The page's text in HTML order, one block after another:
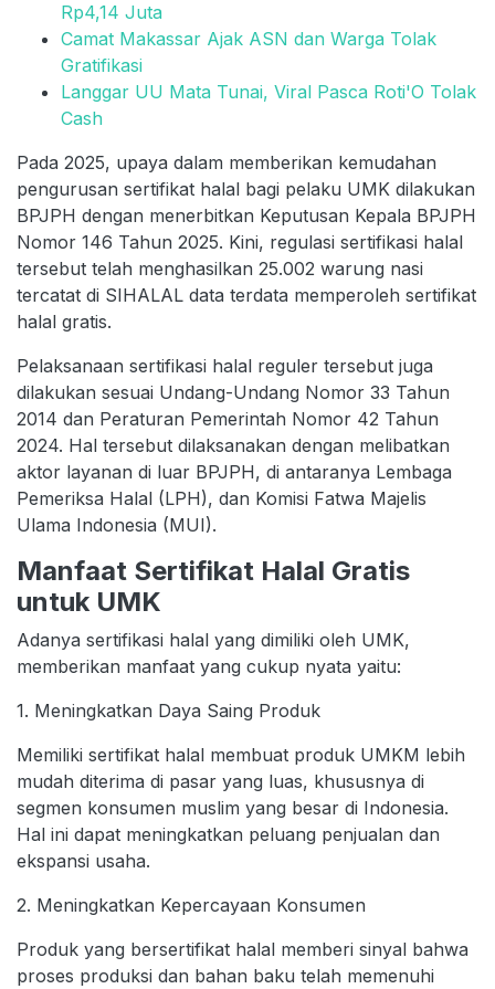
Rp4,14 Juta
Camat Makassar Ajak ASN dan Warga Tolak
Gratifikasi
Langgar UU Mata Tunai, Viral Pasca Roti'O Tolak
Cash
Pada 2025, upaya dalam memberikan kemudahan
pengurusan sertifikat halal bagi pelaku UMK dilakukan
BPJPH dengan menerbitkan Keputusan Kepala BPJPH
Nomor 146 Tahun 2025. Kini, regulasi sertifikasi halal
tersebut telah menghasilkan 25.002 warung nasi
tercatat di SIHALAL data terdata memperoleh sertifikat
halal gratis.
Pelaksanaan sertifikasi halal reguler tersebut juga
dilakukan sesuai Undang-Undang Nomor 33 Tahun
2014 dan Peraturan Pemerintah Nomor 42 Tahun
2024. Hal tersebut dilaksanakan dengan melibatkan
aktor layanan di luar BPJPH, di antaranya Lembaga
Pemeriksa Halal (LPH), dan Komisi Fatwa Majelis
Ulama Indonesia (MUI).
Manfaat Sertifikat Halal Gratis
untuk UMK
Adanya sertifikasi halal yang dimiliki oleh UMK,
memberikan manfaat yang cukup nyata yaitu:
1. Meningkatkan Daya Saing Produk
Memiliki sertifikat halal membuat produk UMKM lebih
mudah diterima di pasar yang luas, khususnya di
segmen konsumen muslim yang besar di Indonesia.
Hal ini dapat meningkatkan peluang penjualan dan
ekspansi usaha.
2. Meningkatkan Kepercayaan Konsumen
Produk yang bersertifikat halal memberi sinyal bahwa
proses produksi dan bahan baku telah memenuhi